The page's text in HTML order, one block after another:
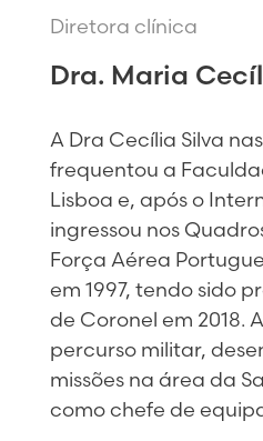
Diretora clínica
Dra. Maria
A Dra Cecília Silva
frequentou a
Lisboa e, após o
ingressou nos
Força Aérea
em 1997, tendo sido
de Coronel em 2018.
percurso militar,
missões na área da
como chefe de